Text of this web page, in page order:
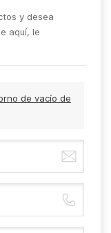
y desea
aquí, le
de vacío de